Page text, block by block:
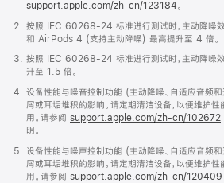
support.apple.com/zh-cn/123184。
按照 IEC 60268-24 标准进行测试时，主动降噪
和 AirPods 4 (支持主动降噪) 最高提升至 4 倍。
按照 IEC 60268-24 标准进行测试时，主动降噪
升至 1.5 倍。
设备性能与噪音控制功能 (主动降噪、自适应音频
屑或耳垢堆积的影响。请定期清洁设备，以便维护性
用。请参阅 support.apple.com/zh-cn/102672
明。
设备性能与噪声控制功能 (主动降噪、自适应音频
屑或耳垢堆积的影响。请定期清洁设备，以便维护性
用。请参阅 support.apple.com/zh-cn/120409